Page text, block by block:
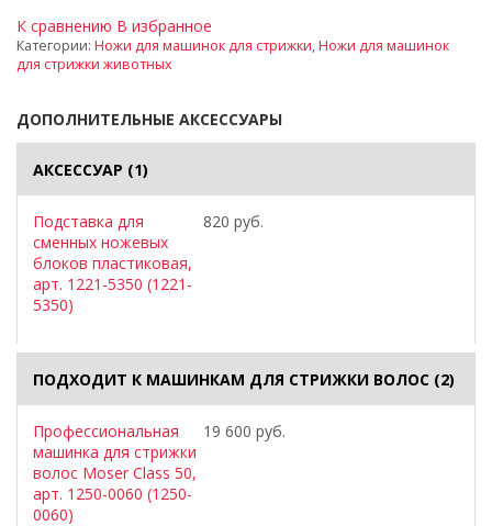
К сравнению В избранное
Категории: Ножи для машинок для стрижки,Ножи для машинок
для стрижки животных
ДОПОЛНИТЕЛЬНЫЕ АКСЕССУАРЫ
АКСЕССУАР (1)
Подставка для
сменных ножевых
блоков пластиковая,
арт. 1221-5350 (1221-
5350)
820 руб.
ПОДХОДИТ К МАШИНКАМ ДЛЯ СТРИЖКИ ВОЛОС (2)
Профессиональная
машинка для стрижки
волос Moser Class 50,
арт. 1250-0060 (1250-
0060)
19 600 руб.